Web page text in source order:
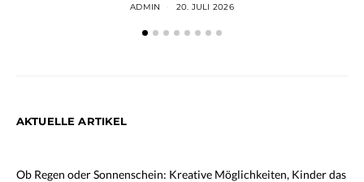
ADMIN 20. JULI 2026
AKTUELLE ARTIKEL
Ob Regen oder Sonnenschein: Kreative Möglichkeiten, Kinder das